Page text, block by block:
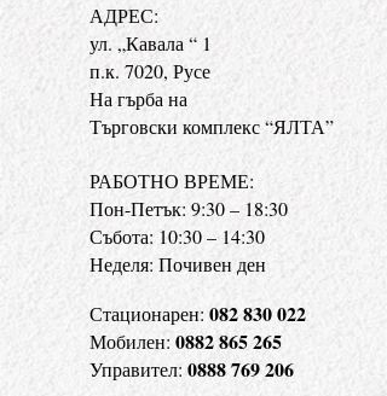
АДРЕС:
ул. „Кавала “ 1
п.к. 7020, Русе
На гърба на
Търговски комплекс “ЯЛТА”
РАБОТНО ВРЕМЕ:
Пон-Петък: 9:30 – 18:30
Събота: 10:30 – 14:30
Неделя: Почивен ден
Стационарен: 082 830 022
Мобилен: 0882 865 265
Управител: 0888 769 206